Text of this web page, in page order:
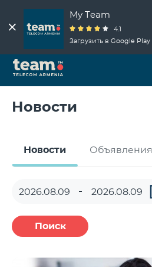
My Team
4.1
Загрузить в Google Play
Новости
Новости Объявления
Поиск